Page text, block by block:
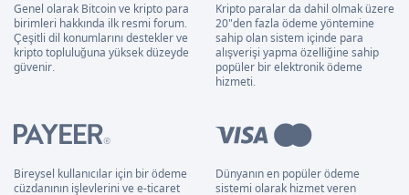
Genel olarak Bitcoin ve kripto para
birimleri hakkında ilk resmi forum.
Çeşitli dil konumlarını destekler ve
kripto topluluğuna yüksek düzeyde
güvenir.
Kripto paralar da dahil olmak üzere
20"den fazla ödeme yöntemine
sahip olan sistem içinde para
alışverişi yapma özelliğine sahip
popüler bir elektronik ödeme
hizmeti.
Bireysel kullanıcılar için bir ödeme
cüzdanının işlevlerini ve e-ticaret
Dünyanın en popüler ödeme
sistemi olarak hizmet veren